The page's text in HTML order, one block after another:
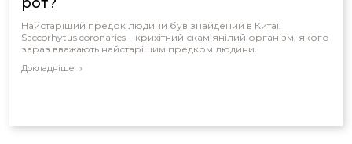
Найстаріший предок людини був знайдений в Китаї.
Saccorhytus coronaries – крихітний скам’янілий організм, якого
зараз вважають найстарішим предком людини.
Докладніше